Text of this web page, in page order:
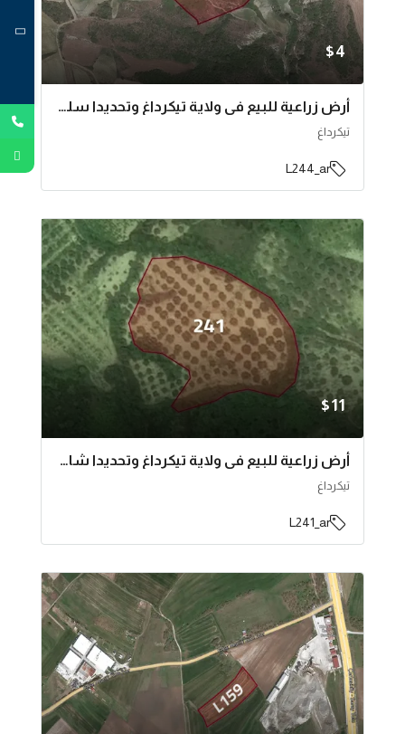
$4
أرض زراعية للبيع في ولاية تيكرداغ وتحديدا سليمان باشا | L244
تيكرداغ
L244_ar
$11
أرض زراعية للبيع في ولاية تيكرداغ وتحديدا شاركوي | L241
تيكرداغ
L241_ar